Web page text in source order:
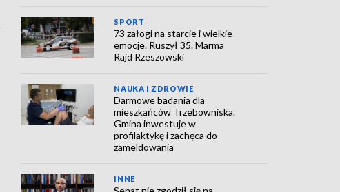
SPORT
73 załogi na starcie i wielkie
emocje. Ruszył 35. Marma
Rajd Rzeszowski
NAUKA I ZDROWIE
Darmowe badania dla
mieszkańców Trzebowniska.
Gmina inwestuje w
profilaktykę i zachęca do
zameldowania
INNE